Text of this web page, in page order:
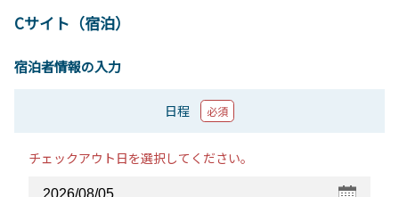
Cサイト（宿泊）
宿泊者情報の入力
日程 必須
チェックアウト日を選択してください。